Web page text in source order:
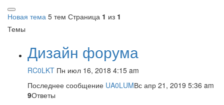
Новая тема 5 тем Страница 1 из 1
Темы
Дизайн форума
RC0LKT Пн июл 16, 2018 4:15 am
Последнее сообщение UA0LUMВс апр 21, 2019 5:36 am
9Ответы